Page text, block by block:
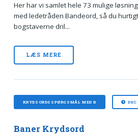
Her har vi samlet hele 73 mulige
med ledetråden Bandeord, så du
bogstaverne dril...
LÆS MERE
KRYDSORDSSPØRGSMÅL MED B
Baner Krydsord